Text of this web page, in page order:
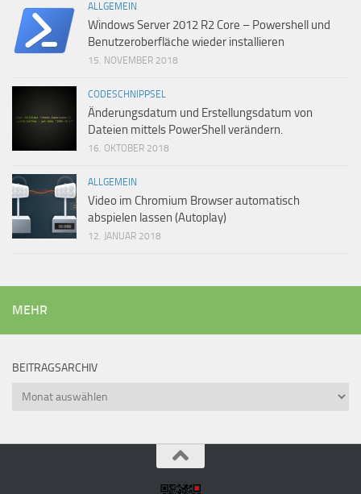
ALLGEMEIN
Windows Server 2012 R2 Core – Powershell und
Benutzeroberfläche wieder installieren
15. NOVEMBER 2018
CODESCHNIPPSEL
Änderungsdatum und Erstellungsdatum von
Dateien mittels PowerShell verändern.
16. OKTOBER 2018
ALLGEMEIN
Video im Chromium Browser automatisch
abspielen lassen (Autoplay)
12. JANUAR 2018
MEHR
BEITRAGSARCHIV
Beitragsarchiv